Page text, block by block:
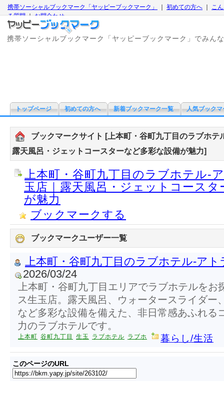
携帯ソーシャルブックマーク「ヤッピーブックマーク」 初めての方へ
こ
る質問｜お問合わせ
携帯ソーシャルブックマーク「ヤッピーブックマーク」でみん
トップページ 初めての方へ 新着ブックマーク一覧 人気ブックマ
ブックマークサイト [上本町・谷町九丁目のラブホテ
露天風呂・ジェットコースターなど多彩な設備が魅力]
上本町・谷町九丁目のラブホテル-
玉店｜露天風呂・ジェットコース
が魅力
ブックマークする
ブックマークユーザー一覧
上本町・谷町九丁目のラブホテル-ア
2026/03/24
上本町・谷町九丁目エリアでラブホテルをお
ス生玉店。露天風呂、ウォータースライダー
など多彩な設備を備えた、非日常感あふれる
力のラブホテルです。
上本町 谷町九丁目 生玉 ラブホテル ラブホ 暮らし/生活
このページのURL